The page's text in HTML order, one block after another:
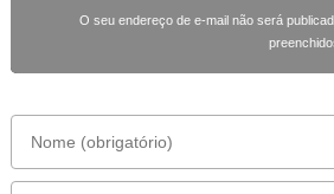
O seu endereço de e-mail não será